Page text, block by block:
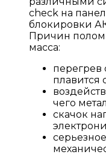
check на
блокировки
Причин
масса:
перегрев
плавится
чего
скачок